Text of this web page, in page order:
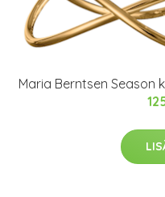
Maria Berntsen